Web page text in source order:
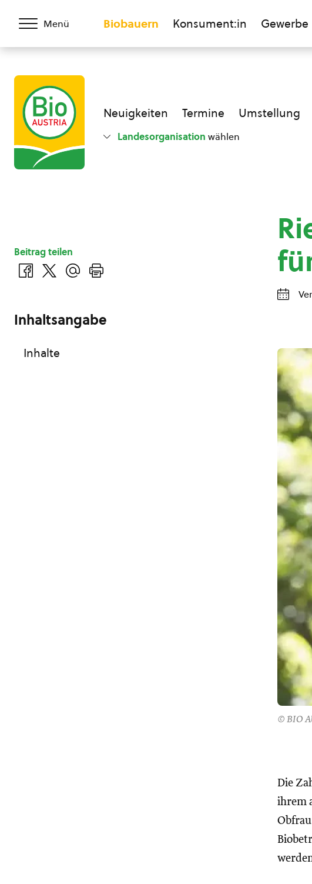
Menü Biobauern Konsument:in Gewerbe
Neuigkeiten Termine Umstellung
Landesorganisation wählen
© BIO
Die
ihrem
Beitrag teilen
Inhaltsangabe
Inhalte